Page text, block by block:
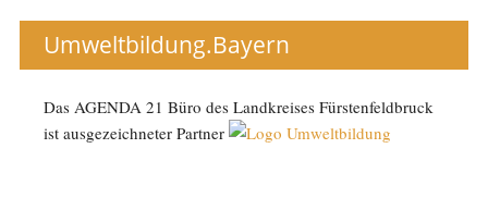
Umweltbildung.Bayern
Das AGENDA 21 Büro des Landkreises Fürstenfeldbruck
ist ausgezeichneter Partner